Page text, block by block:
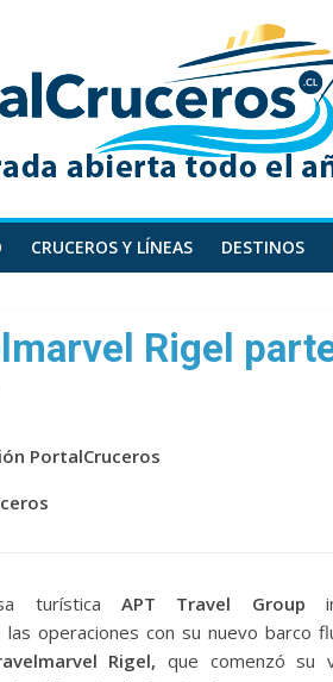
CRUCEROS Y LÍNEAS DESTINOS
Rigel
PortalCruceros
turística APT Travel Group
las operaciones con su nuevo barco
Rigel, que comenzó su